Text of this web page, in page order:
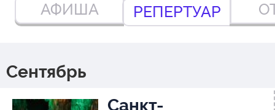
АФИША РЕПЕРТУАР
Сентябрь
Санкт-